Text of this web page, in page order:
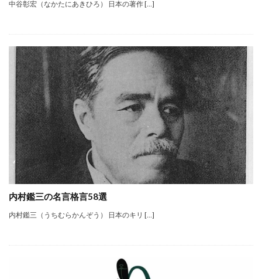
中谷彰宏（なかたにあきひろ） 日本の著作 […]
内村鑑三の名言格言58選
内村鑑三（うちむらかんぞう） 日本のキリ […]